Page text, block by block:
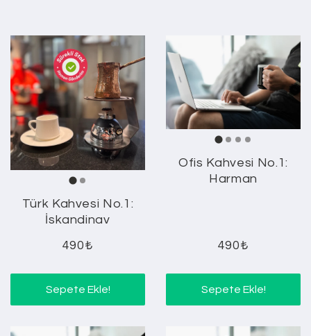
Türk Kahvesi No.1:
İskandinav
490₺
Sepete Ekle!
Ofis Kahvesi No.1:
Harman
490₺
Sepete Ekle!